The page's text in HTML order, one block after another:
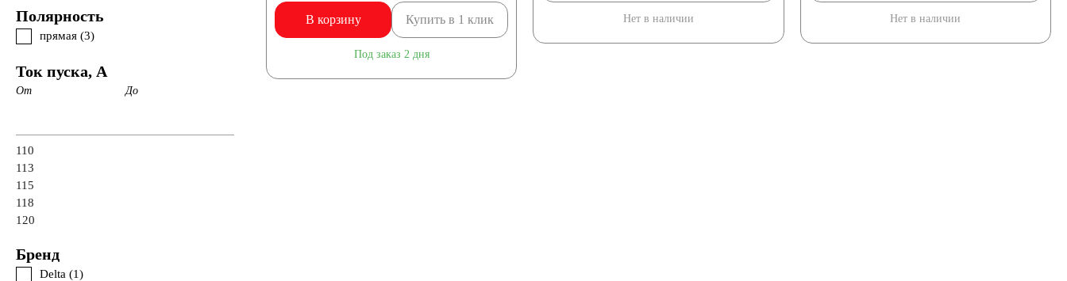
Полярность
прямая (3)
Ток пуска, А
От До
110
113
115
118
120
Бренд
Delta (1)
В корзину Купить в 1 клик
Под заказ 2 дня
Нет в наличии Нет в наличии